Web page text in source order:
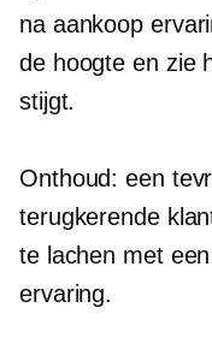
na aankoop
de hoogte en zie
stijgt.
Onthoud: een
terugkerende
te lachen met
ervaring.